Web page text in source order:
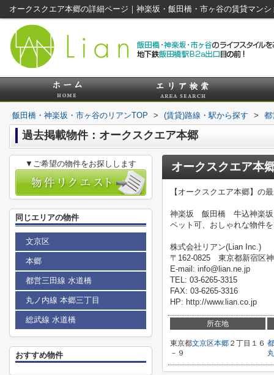
オークスクエア本郷の詳細ページ｜神楽坂・飯田橋・市ヶ谷の賃貸マン
飯田橋・神楽坂・市ヶ谷のリアンTOP > (賃貸)路線・駅から探す > 都
過去掲載物件：オークスクエア本郷
オークスクエア本
【オークスクエア本郷】の
神楽坂 飯田橋 牛込神楽坂
ペット可、おしゃれな物件
株式会社リアン(Lian Inc.)
〒162-0825 東京都新宿区
E-mail: info@lian.ne.jp
TEL: 03-6265-3315
FAX: 03-6265-3316
HP: http://www.lian.co.jp
所在地
東京都文京区本郷 ２丁目１６
－９
▼ご希望の物件をお探しします
同じエリアの物件
文京区
本郷
都営三田線 水道橋
丸ノ内線 本郷三丁目
総武線 水道橋
おすすめ物件